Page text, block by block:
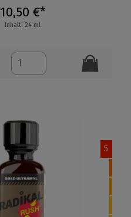
10,50 €*
Inhalt: 24 ml
5